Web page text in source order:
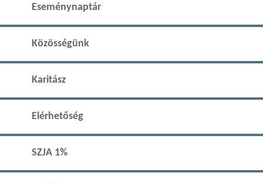
Eseménynaptár
Közösségünk
Karitász
Elérhetőség
SZJA 1%